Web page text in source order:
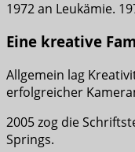
1972 an Leukämie.
Eine kreative
Allgemein lag
erfolgreicher
2005 zog die
Springs.